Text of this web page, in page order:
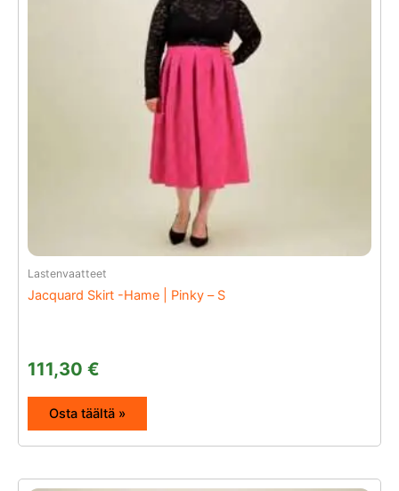
Lastenvaatteet
Jacquard Skirt -Hame | Pinky – S
111,30 €
Osta täältä »